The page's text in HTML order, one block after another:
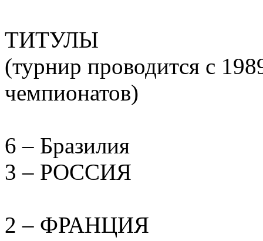
ТИТУЛЫ
(турнир проводится с
чемпионатов)
6 – Бразилия
3 – РОССИЯ
2 – ФРАНЦИЯ